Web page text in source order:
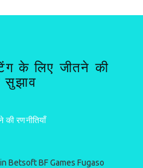
के लिए जीतने की
सुझाव
रणनीतियाँ
BetsoftBF Games Fugaso